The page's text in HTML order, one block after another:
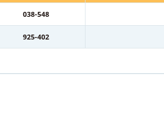
038-548
925-402